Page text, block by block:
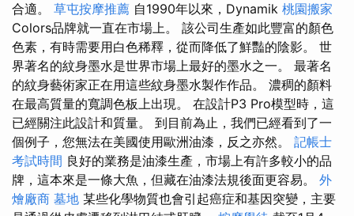
合適。 草屯按摩推薦 自1990年以來，Dynamik 桃園搬家
Colors品牌就一直在市場上。 該公司生產如此豐富的顏色
色素，有時需要用白色稀釋，從而降低了鮮豔的陰影。 世
界著名的紋身墨水是世界市場上最好的墨水之一。 最著名
的紋身藝術家正在用這些紋身墨水製作作品。 濃稠的顏料
在最高質量的寬調色板上出現。 在設計P3 Pro模型時，這
已經關注此設計和質量。 到目前為止，我們已經看到了一
個例子，您無法在美國使用歐洲油漆，反之亦然。 記帳士
考試時間 良好的業務是油漆生產，市場上有許多較小的品
牌，這本來是一條大魚，但藏在油漆法規後面更容易。 外
燴廠商 墓地 某些化學物質也會引起癌症和基因突變，主要